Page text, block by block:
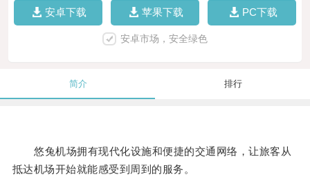
安卓下载 苹果下载 PC下载
安卓市场，安全绿色
简介 排行
悠兔机场拥有现代化设施和便捷的交通网络，让旅客从
抵达机场开始就能感受到周到的服务。